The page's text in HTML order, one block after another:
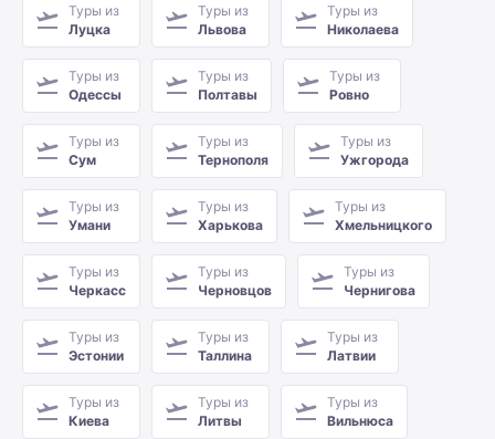
Туры из
Луцка
Туры из
Львова
Туры из
Николаева
Туры из
Одессы
Туры из
Полтавы
Туры из
Ровно
Туры из
Сум
Туры из
Тернополя
Туры из
Ужгорода
Туры из
Умани
Туры из
Харькова
Туры из
Хмельницкого
Туры из
Черкасс
Туры из
Черновцов
Туры из
Чернигова
Туры из
Эстонии
Туры из
Таллина
Туры из
Латвии
Туры из
Киева
Туры из
Литвы
Туры из
Вильнюса